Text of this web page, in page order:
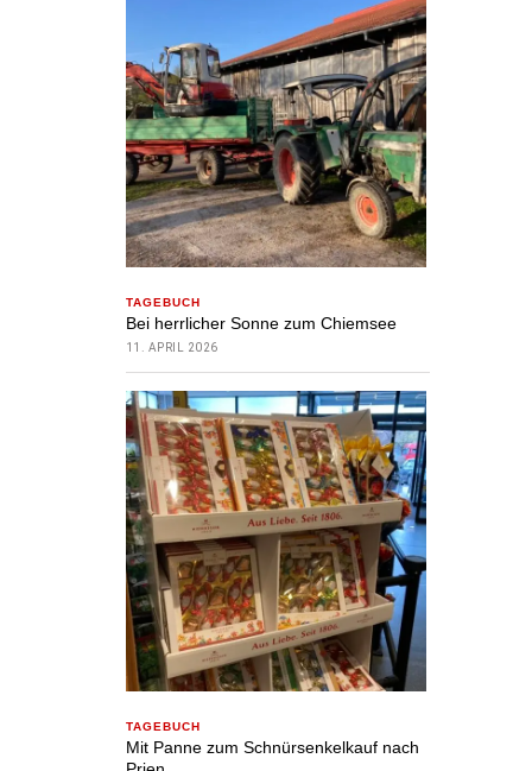
TAGEBUCH
Bei herrlicher Sonne zum Chiemsee
11. APRIL 2026
TAGEBUCH
Mit Panne zum Schnürsenkelkauf nach